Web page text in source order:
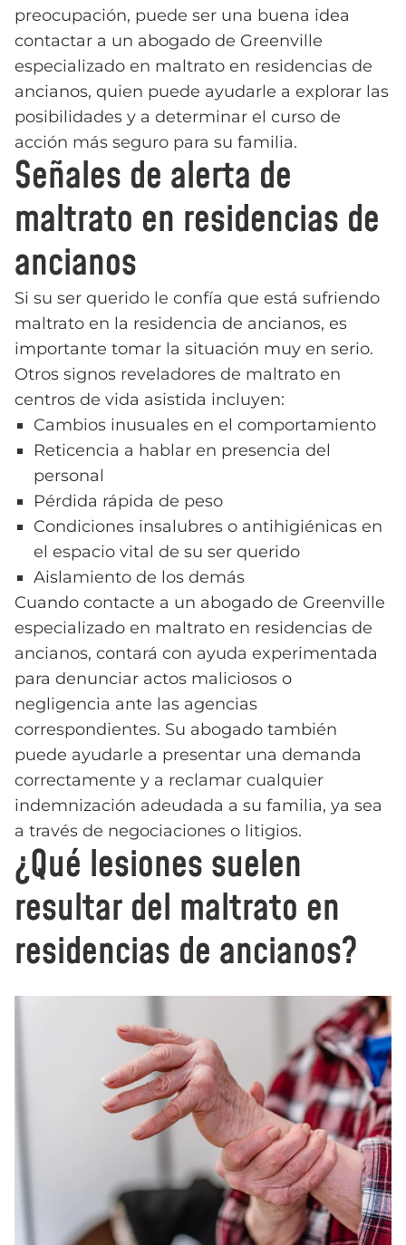
preocupación, puede ser una buena idea
contactar a un abogado de Greenville
especializado en maltrato en residencias de
ancianos, quien puede ayudarle a explorar las
posibilidades y a determinar el curso de
acción más seguro para su familia.
Señales de alerta de
maltrato en residencias de
ancianos
Si su ser querido le confía que está sufriendo
maltrato en la residencia de ancianos, es
importante tomar la situación muy en serio.
Otros signos reveladores de maltrato en
centros de vida asistida incluyen:
Cambios inusuales en el comportamiento
Reticencia a hablar en presencia del
personal
Pérdida rápida de peso
Condiciones insalubres o antihigiénicas en
el espacio vital de su ser querido
Aislamiento de los demás
Cuando contacte a un abogado de Greenville
especializado en maltrato en residencias de
ancianos, contará con ayuda experimentada
para denunciar actos maliciosos o
negligencia ante las agencias
correspondientes. Su abogado también
puede ayudarle a presentar una demanda
correctamente y a reclamar cualquier
indemnización adeudada a su familia, ya sea
a través de negociaciones o litigios.
¿Qué lesiones suelen
resultar del maltrato en
residencias de ancianos?